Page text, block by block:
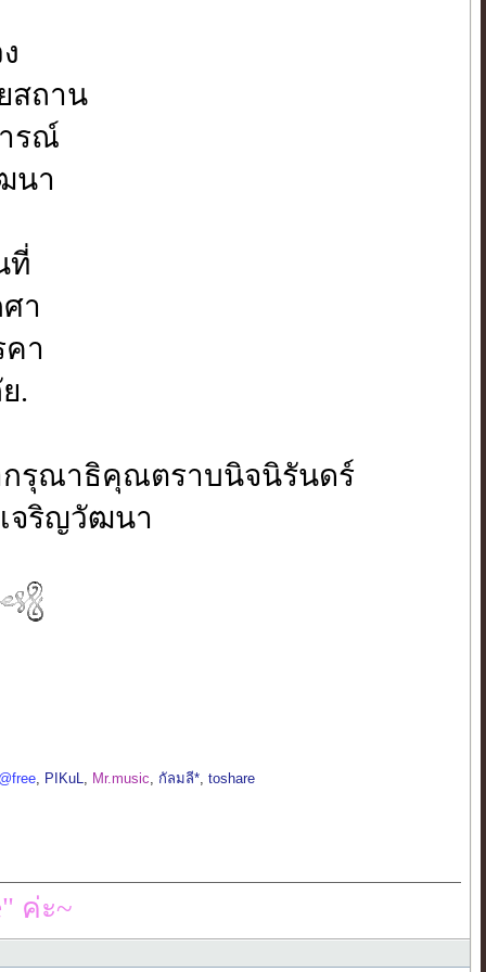
สถาน
รณ์
นา
ที่
า
า
.
กรุณาธิคุณตราบนิจนิรันดร์
จริญวัฒนา
@free, PIKuL, Mr.music, กัลมลี*,toshare
ค่ะ~